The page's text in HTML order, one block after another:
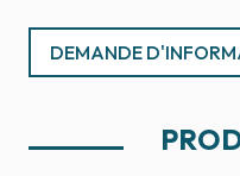
DEMANDE